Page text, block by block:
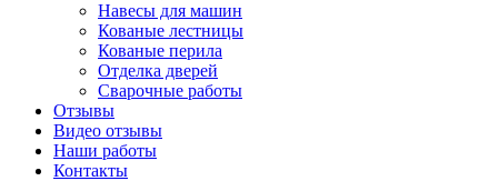
Навесы для машин
Кованые лестницы
Кованые перила
Отделка дверей
Сварочные работы
Отзывы
Видео отзывы
Наши работы
Контакты